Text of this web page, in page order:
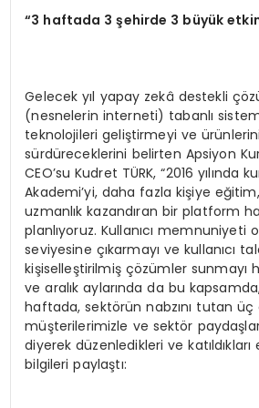
“3 haftada 3 şehirde 3 büyük
Gelecek yıl yapay zekâ destekli
(nesnelerin interneti) tabanlı
teknolojileri geliştirmeyi ve
sürdüreceklerini belirten Apsiyon
CEO’su Kudret TÜRK, “2016 yılında
Akademi’yi, daha fazla kişiye
uzmanlık kazandıran bir platform
planlıyoruz. Kullanıcı memnuniyeti
seviyesine çıkarmayı ve kullanıcı
kişiselleştirilmiş çözümler sunmayı
ve aralık aylarında da bu
haftada, sektörün nabzını tutan
müşterilerimizle ve sektör
diyerek düzenledikleri ve
bilgileri paylaştı: